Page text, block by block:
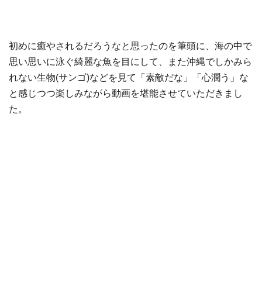
初めに癒やされるだろうなと思ったのを筆頭に、海の中で
思い思いに泳ぐ綺麗な魚を目にして、また沖縄でしかみら
れない生物(サンゴ)などを見て「素敵だな」「心潤う」な
と感じつつ楽しみながら動画を堪能させていただきまし
た。